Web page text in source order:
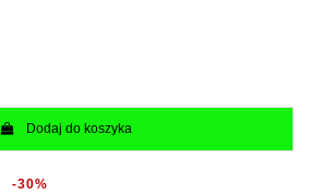
Dodaj do koszyka
-30%